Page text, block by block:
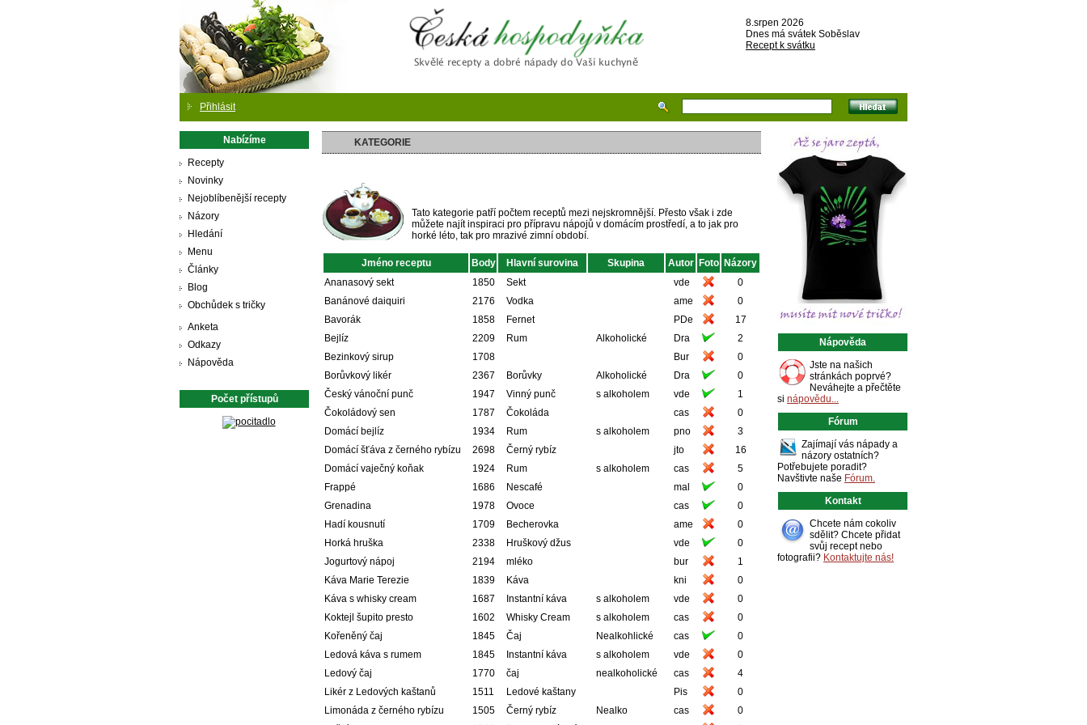
Česká hospodyňka
8.srpen 2026
Dnes má svátek Soběslav
Recept k svátku
Přihlásit
Nabízíme
Recepty
Novinky
Nejoblíbenější recepty
Názory
Hledání
Menu
Články
Blog
Obchůdek s tričky
Anketa
Odkazy
Nápověda
Počet přístupů
KATEGORIE
Tato kategorie patří počtem receptů mezi nejskromnější. Přesto však i zde
můžete najít inspiraci pro přípravu nápojů v domácím prostředí, a to jak pro
horké léto, tak pro mrazivé zimní období.
Jméno receptu Body Hlavní surovina Skupina Autor Foto
Názory
Ananasový sekt
1850 Sekt vde
0
Banánové daiquiri
2176 Vodka ame
0
Bavorák
1858 Fernet PDe
17
Bejlíz
2209 Rum Alkoholické Dra
2
Bezinkový sirup
1708 Bur
0
Borůvkový likér
2367 Borůvky Alkoholické Dra
0
Český vánoční punč
1947 Vinný punč s alkoholem vde
1
Čokoládový sen
1787 Čokoláda cas
0
Domácí bejlíz
1934 Rum s alkoholem pno
3
Domácí šťáva z černého rybízu
2698 Černý rybíz jto
16
Domácí vaječný koňak
1924 Rum s alkoholem cas
5
Frappé
1686 Nescafé mal
0
Grenadina
1978 Ovoce cas
0
Hadí kousnutí
1709 Becherovka ame
0
Horká hruška
2338 Hruškový džus vde
0
Jogurtový nápoj
2194 mléko bur
1
Káva Marie Terezie
1839 Káva kni
0
Káva s whisky cream
1687 Instantní káva s alkoholem vde
0
Koktejl šupito presto
1602 Whisky Cream s alkoholem cas
0
Kořeněný čaj
1845 Čaj Nealkohlické cas
0
Ledová káva s rumem
1845 Instantní káva s alkoholem vde
0
Ledový čaj
1770 čaj nealkoholické cas
4
Likér z Ledových kaštanů
1511 Ledové kaštany Pis
0
Limonáda z černého rybízu
1505 Černý rybíz Nealko cas
0
Nápověda
Jste na našich
stránkách poprvé?
Neváhejte a přečtěte
si nápovědu...
Fórum
Zajímají vás nápady a
názory ostatních?
Potřebujete poradit?
Navštivte naše Fórum.
Kontakt
Chcete nám cokoliv
sdělit? Chcete přidat
svůj recept nebo
fotografii? Kontaktujte nás!